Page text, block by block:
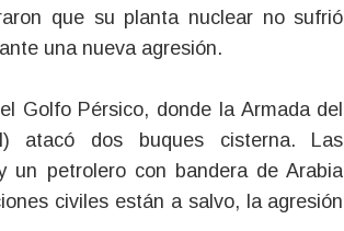
que su planta nuclear no sufrió
una nueva agresión.
Golfo Pérsico, donde la Armada del
atacó dos buques cisterna. Las
un petrolero con bandera de Arabia
civiles están a salvo, la agresión